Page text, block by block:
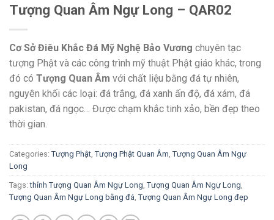
Tượng Quan Âm Ngự Long – QAR02
Cơ Sở Điêu Khắc Đá Mỹ Nghệ Bảo Vương chuyên tạc
tượng Phật và các công trình mỹ thuật Phật giáo khác, trong
đó có Tượng Quan Âm với chất liệu bằng đá tự nhiên,
nguyên khối các loại: đá trắng, đá xanh ấn độ, đá xám, đá
pakistan, đá ngọc… Được chạm khắc tinh xảo, bền đẹp theo
thời gian.
Categories: Tượng Phật, Tượng Phật Quan Âm, Tượng Quan Âm Ngự
Long
Tags:thỉnh Tượng Quan Âm Ngự Long, Tượng Quan Âm Ngự Long,
Tượng Quan Âm Ngự Long bằng đá, Tượng Quan Âm Ngự Long đẹp